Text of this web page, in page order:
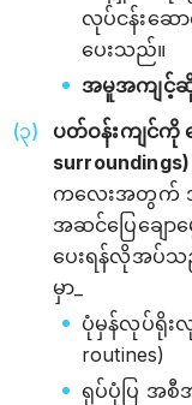
လုပ်ငန်းဆေ
ပေးသည်။
အမူအကျင့်ဆို
ပတ်ဝန်းကျင်ကို ပ
surroundings)
ကလေးအတွက် အိ
အဆင်ပြေချေ
ပေးရန်လိုအပ်သ
မှာ_
ပုံမှန်လုပ်ရိုးလု
routines)
ရုပ်ပုံပြ အစီ